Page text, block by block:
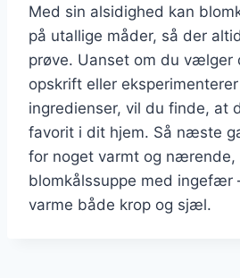
Med sin alsidighed kan
på utallige måder, så der
prøve. Uanset om du vælger
opskrift eller
ingredienser, vil du finde, at
favorit i dit hjem. Så næste
for noget varmt og nærende,
blomkålssuppe med ingefær
varme både krop og sjæl.